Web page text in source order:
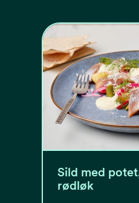
Sild med
rødløk